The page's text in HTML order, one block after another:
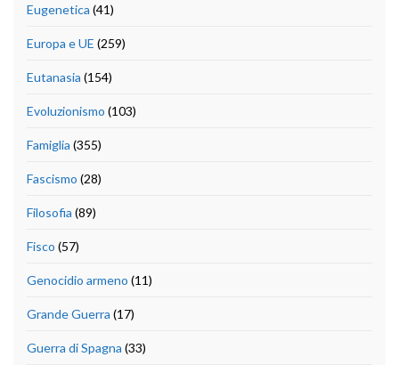
Eugenetica (41)
Europa e UE (259)
Eutanasia (154)
Evoluzionismo (103)
Famiglia (355)
Fascismo (28)
Filosofia (89)
Fisco (57)
Genocidio armeno (11)
Grande Guerra (17)
Guerra di Spagna (33)